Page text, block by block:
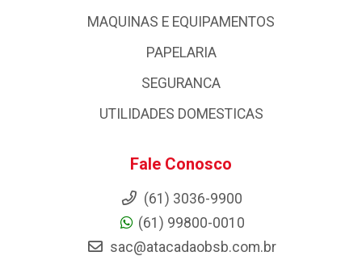
MAQUINAS E EQUIPAMENTOS
PAPELARIA
SEGURANCA
UTILIDADES DOMESTICAS
Fale Conosco
(61) 3036-9900
(61) 99800-0010
sac@atacadaobsb.com.br